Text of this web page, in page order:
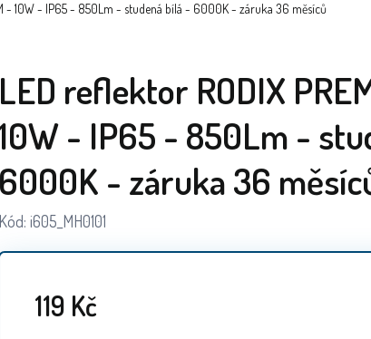
- 10W - IP65 - 850Lm - studená bílá - 6000K - záruka 36 měsíců
LED reflektor RODIX
- IP65 - 850Lm -
6000K - záruka 36
Kód: i605_MH0101
119 Kč